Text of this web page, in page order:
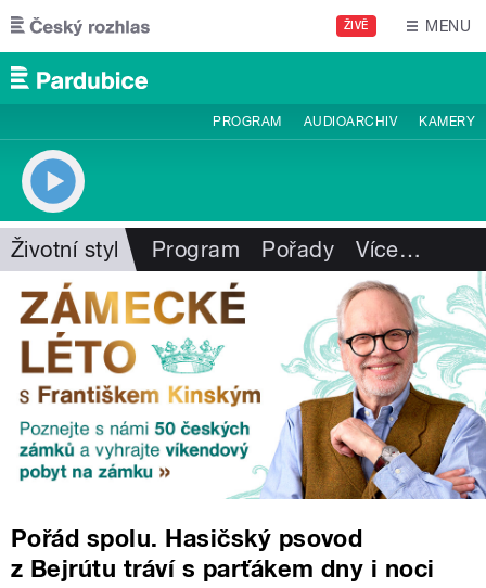
Přejít k hlavnímu obsahu
ŽIVĚ MENU
PROGRAM AUDIOARCHIV KAMERY
Životní styl Program Pořady Více…
Pořád spolu. Hasičský psovod
z Bejrútu tráví s parťákem dny i noci